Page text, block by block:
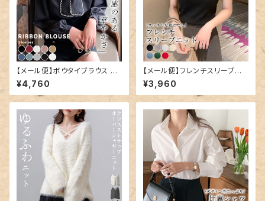
【メール便】ボウタイブラウス ト
ップス 韓国 レディース リボン／
tops1343
¥4,760
【メール便】フレンチスリーブニッ
ト／tops1729
¥3,960